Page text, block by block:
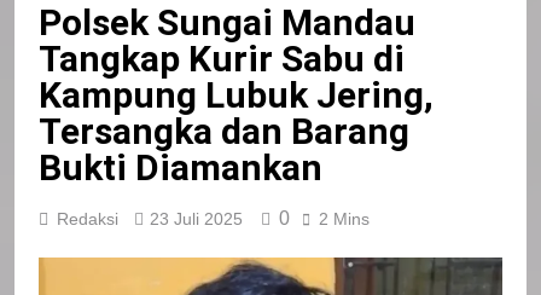
Polsek Sungai Mandau
Tangkap Kurir Sabu di
Kampung Lubuk Jering,
Tersangka dan Barang
Bukti Diamankan
Redaksi 23 Juli 2025 0 2 Mins